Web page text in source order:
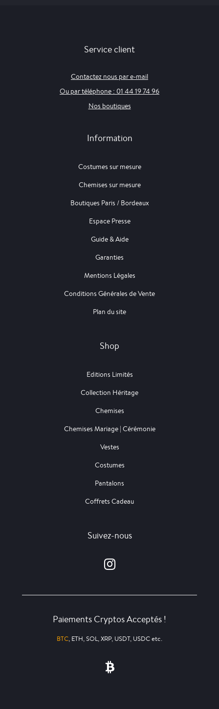
Service client
Contactez nous par e-mail
Ou par téléphone : 01 44 19 74 96
Nos boutiques
Information
Costumes sur mesure
Chemises sur mesure
Boutiques Paris / Bordeaux
Espace Presse
Guide & Aide
Garanties
Mentions Légales
Conditions Générales de Vente
Plan du site
Shop
Editions Limités
Collection Héritage
Chemises
Chemises Mariage | Cérémonie
Vestes
Costumes
Pantalons
Coffrets Cadeau
Suivez-nous
Paiements Cryptos Acceptés !
BTC, ETH, SOL, XRP, USDT, USDC etc.